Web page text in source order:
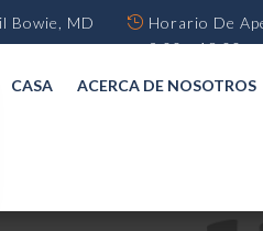
Bowie, MD
Horario De
9.00 - 18.00
CASA
ACERCA DE NOSOTROS